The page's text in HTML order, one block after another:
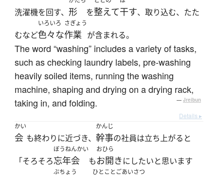
洗濯機を回す、 形 を整えて干す、取り込む、たた
むなど
いろいろ
色々な
さぎょう
作業 が含まれる。
The word “washing” includes a variety of tasks,
such as checking laundry labels, pre-washing
heavily soiled items, running the washing
machine, shaping and drying on a drying rack,
taking in, and folding.
— Jreibun
Details ▸
かい
会 も終わりに近づき、
かんじ
幹事の社員は立ち上がると
「そろそろ
ぼうねんかい
忘年会 も
おひら
お開きにしたいと思います
ぶちょう ひとことごあいさつ